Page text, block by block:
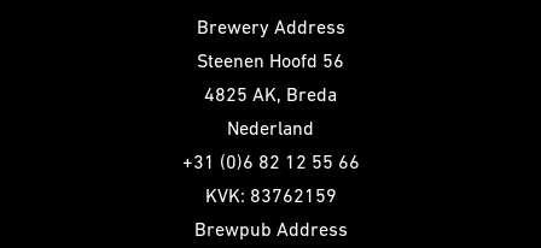
Brewery Address
Steenen Hoofd 56
4825 AK, Breda
Nederland
+31 (0)6 82 12 55 66
KVK: 83762159
Brewpub Address